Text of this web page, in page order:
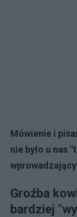
Mówienie i
nie było u nas
Groźba
bardziej